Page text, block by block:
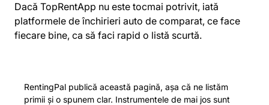
Dacă TopRentApp nu este tocmai potrivit, iată
platformele de închirieri auto de comparat, ce face
fiecare bine, ca să faci rapid o listă scurtă.
RentingPal publică această pagină, așa că ne listăm
primii și o spunem clar. Instrumentele de mai jos sunt